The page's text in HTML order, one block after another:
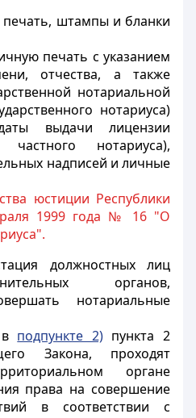
штампы и бланки
печать с указанием
отчества, а также
нотариальной
нотариуса)
выдачи лицензии
частного нотариуса),
надписей и личные
юстиции Республики
1999 года № 16 "О
должностных лиц
органов,
нотариальные
подпункте 2)пункта 2
Закона, проходят
органе
права на совершение
в соответствии с